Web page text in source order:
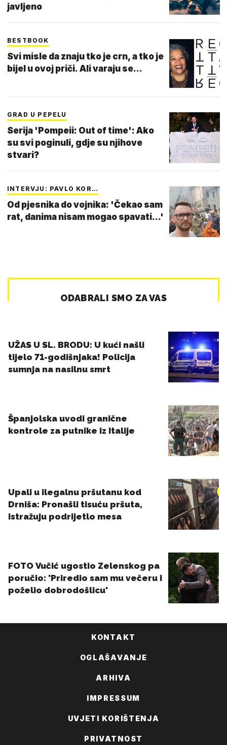
javljeno
BESTBOOK
Svi misle da znaju tko je crn, a tko je
bijel u ovoj priči. Ali varaju se...
GRAD U PEPELU
Serija 'Pompeii: Out of time': Ako
su svi poginuli, gdje su njihove
stvari?
INTERVJU: PAVLO KOR…
Od pjesnika do vojnika: 'Čekao sam
rat, danima nisam mogao spavati...'
KONTAKT
OGLAŠAVANJE
ARHIVA
IMPRESSUM
UVJETI KORIŠTENJA
PRIVATNOST